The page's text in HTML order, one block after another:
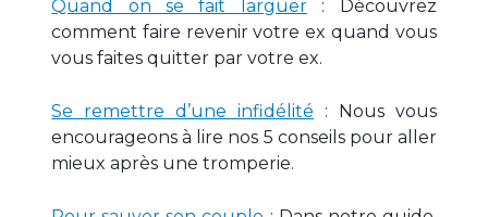
Quand on se fait larguer: Découvrez
comment faire revenir votre ex quand vous
vous faites quitter par votre ex.
Se remettre d’une infidélité : Nous vous
encourageons à lire nos 5 conseils pour aller
mieux après une tromperie.